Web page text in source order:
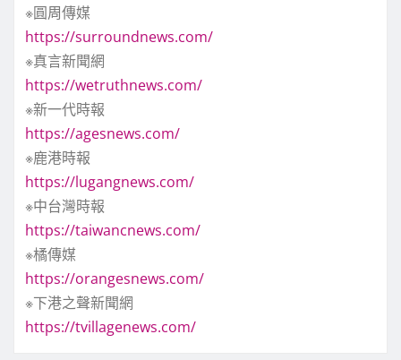
※圓周傳媒
https://surroundnews.com/
※真言新聞網
https://wetruthnews.com/
※新一代時報
https://agesnews.com/
※鹿港時報
https://lugangnews.com/
※中台灣時報
https://taiwancnews.com/
※橘傳媒
https://orangesnews.com/
※下港之聲新聞網
https://tvillagenews.com/